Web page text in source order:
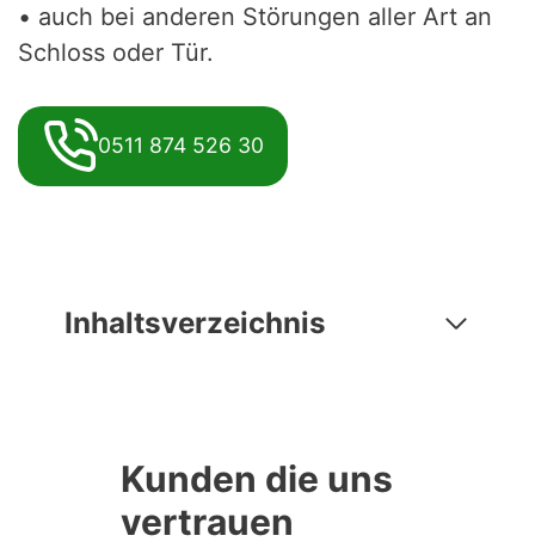
• auch bei anderen Störungen aller Art an
Schloss oder Tür.
0511 874 526 30
Inhaltsverzeichnis
Kunden die uns
vertrauen